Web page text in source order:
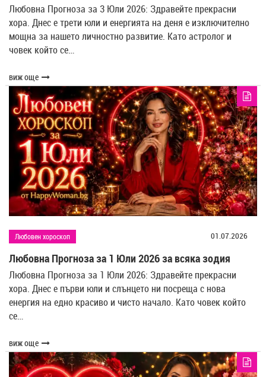
Любовна Прогноза за 3 Юли 2026: Здравейте прекрасни
хора. Днес е трети юли и енергията на деня е изключително
мощна за нашето личностно развитие. Като астролог и
човек който се…
виж още
Любовен хороскоп 01.07.2026
Любовна Прогноза за 1 Юли 2026 за всяка зодия
Любовна Прогноза за 1 Юли 2026: Здравейте прекрасни
хора. Днес е първи юли и слънцето ни посреща с нова
енергия на едно красиво и чисто начало. Като човек който
се…
виж още